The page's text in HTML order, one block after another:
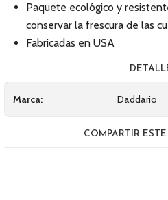
Paquete ecológico y
conservar la frescura de las
Fabricadas en USA
Marca: Daddario
COMPARTIR